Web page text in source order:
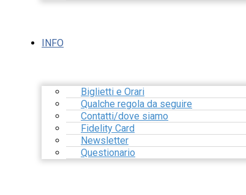
INFO
Biglietti e Orari
Qualche regola da seguire
Contatti/dove siamo
Fidelity Card
Newsletter
Questionario